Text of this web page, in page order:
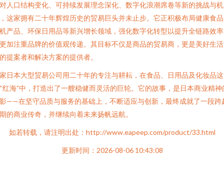
人口结构变化、可持续发展理念深化、数字化浪潮席卷等新的挑战与机
这家拥有二十年辉煌历史的贸易巨头并未止步。它正积极布局健康食
产品、环保日用品等新兴增长领域，强化数字化转型以提升全链路效
加注重品牌的价值观传递。其目标不仅是商品的贸易商，更是美好生
提案者和解决方案的提供者。
日本大型贸易公司用二十年的专注与耕耘，在食品、日用品及化妆品这
红海”中，打造出了一艘稳健而灵活的巨轮。它的故事，是日本商业精神
——在坚守品质与服务的基础上，不断适应与创新，最终成就了一段跨
的商业传奇，并继续向着未来扬帆远航。
如若转载，请注明出处：http://www.eapeep.com/product/33.html
更新时间：2026-08-06 10:43:08